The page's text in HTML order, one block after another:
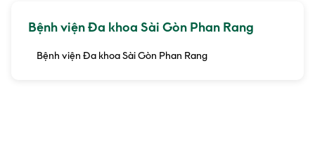
Bệnh viện Đa khoa Sài Gòn Phan Rang
Bệnh viện Đa khoa Sài Gòn Phan Rang